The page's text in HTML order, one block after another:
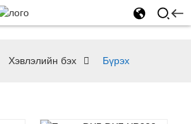
Хэвлэлийн бэх Бүрэх